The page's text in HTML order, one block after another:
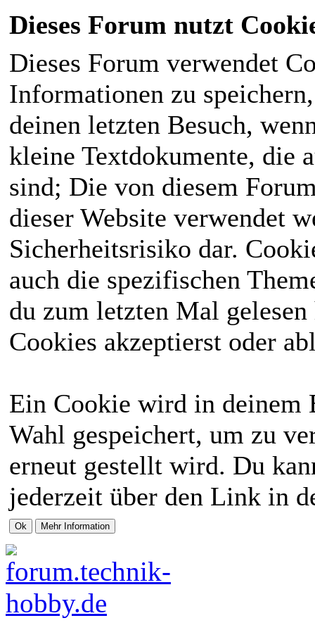
Dieses Forum nutzt
Dieses Forum verwendet
Informationen zu
deinen letzten Besuch,
kleine Textdokumente, die
sind; Die von diesem
dieser Website verwendet
Sicherheitsrisiko dar.
auch die spezifischen
du zum letzten Mal
Cookies akzeptierst oder
Ein Cookie wird in deinem
Wahl gespeichert, um zu
erneut gestellt wird. Du
jederzeit über den Link in